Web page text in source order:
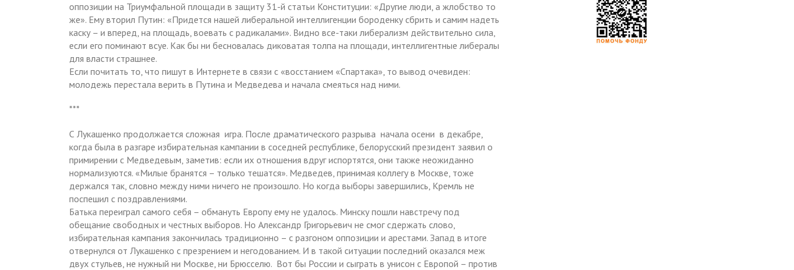
оппозиции на Триумфальной площади в защиту 31-й статьи Конституции: «Другие люди, а жлобство то
же». Ему вторил Путин: «Придется нашей либеральной интеллигенции бороденку сбрить и самим надеть
каску – и вперед, на площадь, воевать с радикалами». Видно все-таки либерализм действительно сила,
если его поминают всуе. Как бы ни бесновалась диковатая толпа на площади, интеллигентные либералы
для власти страшнее.
Если почитать то, что пишут в Интернете в связи с «восстанием «Спартака», то вывод очевиден:
молодежь перестала верить в Путина и Медведева и начала смеяться над ними.
***
С Лукашенко продолжается сложная игра. После драматического разрыва начала осени в декабре,
когда была в разгаре избирательная кампании в соседней республике, белорусский президент заявил о
примирении с Медведевым, заметив: если их отношения вдруг испортятся, они также неожиданно
нормализуются. «Милые бранятся – только тешатся». Медведев, принимая коллегу в Москве, тоже
держался так, словно между ними ничего не произошло. Но когда выборы завершились, Кремль не
поспешил с поздравлениями.
Батька переиграл самого себя – обмануть Европу ему не удалось. Минску пошли навстречу под
обещание свободных и честных выборов. Но Александр Григорьевич не смог сдержать слово,
избирательная кампания закончилась традиционно – с разгоном оппозиции и арестами. Запад в итоге
отвернулся от Лукашенко с презрением и негодованием. И в такой ситуации последний оказался меж
двух стульев, не нужный ни Москве, ни Брюсселю. Вот бы России и сыграть в унисон с Европой – против